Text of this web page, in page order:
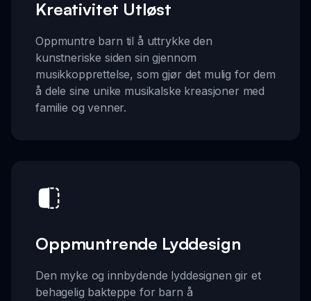
Kreativitet Utløst
Oppmuntre barn til å uttrykke den
kunstneriske siden sin gjennom
musikkopprettelse, som gjør det mulig for dem
å dele sine unike musikalske kreasjoner med
familie og venner.
Oppmuntrende Lyddesign
Den myke og innbydende lyddesignen gir et
behagelig bakteppe for barn å